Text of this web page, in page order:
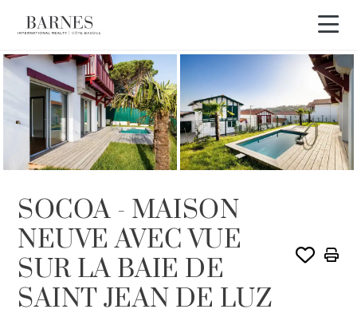
SOCOA - MAISON
NEUVE AVEC VUE
SUR LA BAIE DE
SAINT JEAN DE LUZ